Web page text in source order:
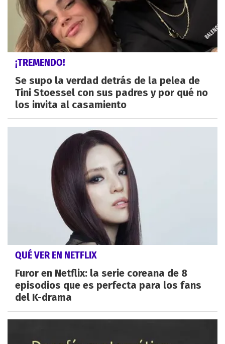
¡TREMENDO!
Se supo la verdad detrás de la pelea de
Tini Stoessel con sus padres y por qué no
los invita al casamiento
QUÉ VER EN NETFLIX
Furor en Netflix: la serie coreana de 8
episodios que es perfecta para los fans
del K-drama